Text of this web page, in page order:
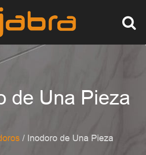
de Una Pieza
/ Inodoro de Una Pieza